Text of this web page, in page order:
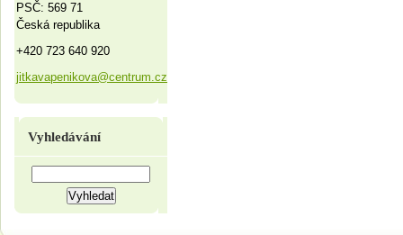
PSČ: 569 71
Česká republika
+420 723 640 920
jitkavapenikova@centrum.cz
Vyhledávání